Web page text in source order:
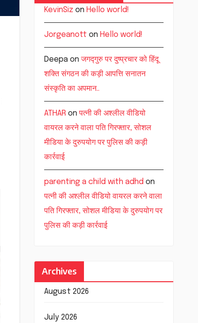
KevinSiz on Hello world!
Jorgeanott on Hello world!
Deepaonजगद्गुरु पर दुष्प्रचार को हिंदू
शक्ति संगठन की कड़ी आपत्ति सनातन
संस्कृति का अपमान..
ATHAR onपत्नी की अश्लील वीडियो
वायरल करने वाला पति गिरफ्तार, सोशल
मीडिया के दुरुपयोग पर पुलिस की कड़ी
कार्रवाई
parenting a child with adhd on
पत्नी की अश्लील वीडियो वायरल करने वाला
पति गिरफ्तार, सोशल मीडिया के दुरुपयोग पर
पुलिस की कड़ी कार्रवाई
Archives
August 2026
July 2026